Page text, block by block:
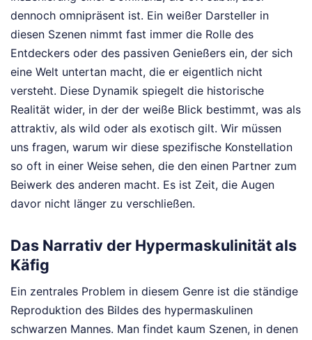
dennoch omnipräsent ist. Ein weißer Darsteller in
diesen Szenen nimmt fast immer die Rolle des
Entdeckers oder des passiven Genießers ein, der sich
eine Welt untertan macht, die er eigentlich nicht
versteht. Diese Dynamik spiegelt die historische
Realität wider, in der der weiße Blick bestimmt, was als
attraktiv, als wild oder als exotisch gilt. Wir müssen
uns fragen, warum wir diese spezifische Konstellation
so oft in einer Weise sehen, die den einen Partner zum
Beiwerk des anderen macht. Es ist Zeit, die Augen
davor nicht länger zu verschließen.
Das Narrativ der Hypermaskulinität als
Käfig
Ein zentrales Problem in diesem Genre ist die ständige
Reproduktion des Bildes des hypermaskulinen
schwarzen Mannes. Man findet kaum Szenen, in denen